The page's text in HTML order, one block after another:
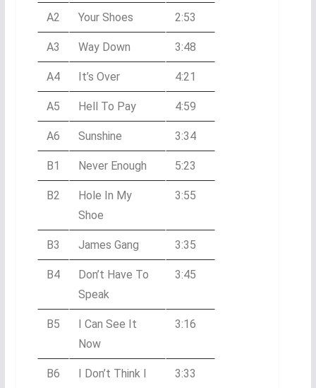
A2 Your Shoes 2:53
A3 Way Down 3:48
A4 It’s Over 4:21
A5 Hell To Pay 4:59
A6 Sunshine 3:34
B1 Never Enough 5:23
B2
Hole In My
Shoe
3:55
B3 James Gang 3:35
B4
Don’t Have To
Speak
3:45
B5
I Can See It
Now
3:16
B6
I Don’t Think I
3:33